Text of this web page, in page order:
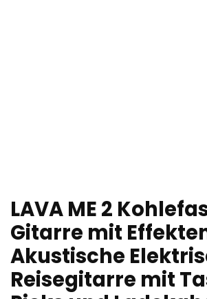
LAVA ME 2
Gitarre mit
Akustische
Reisegitarre mit